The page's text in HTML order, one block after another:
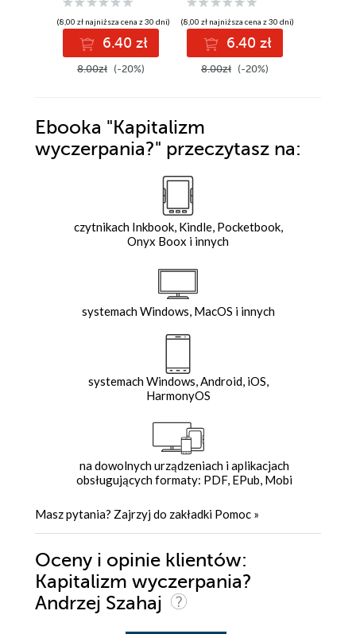
(8,00 zł najniższa cena z 30 dni)
6.40 zł
8.00zł (-20%)
(8,00 zł najniższa cena z 30 dni)
6.40 zł
8.00zł (-20%)
Ebooka "Kapitalizm
wyczerpania?" przeczytasz na:
czytnikach Inkbook, Kindle, Pocketbook,
Onyx Boox i innych
systemach Windows, MacOS i innych
systemach Windows, Android, iOS,
HarmonyOS
na dowolnych urządzeniach i aplikacjach
obsługujących formaty: PDF, EPub, Mobi
Masz pytania? Zajrzyj do zakładki Pomoc »
Oceny i opinie klientów:
Kapitalizm wyczerpania?
Andrzej Szahaj